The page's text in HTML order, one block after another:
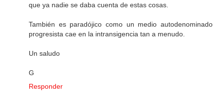
que ya nadie se daba cuenta de estas cosas.
También es paradójico como un medio autodenominado
progresista cae en la intransigencia tan a menudo.
Un saludo
G
Responder